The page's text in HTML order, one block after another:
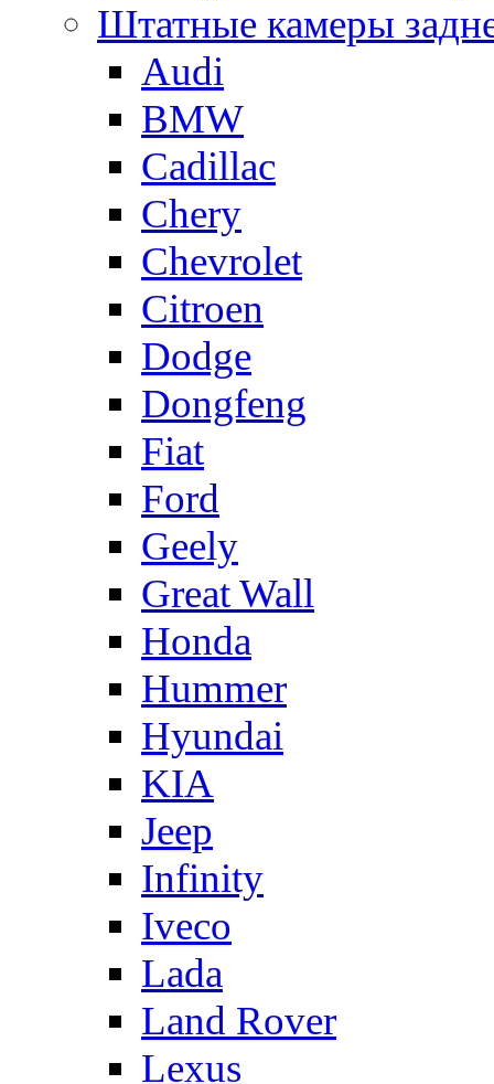
Штатные камеры
Audi
BMW
Cadillac
Chery
Chevrolet
Citroen
Dodge
Dongfeng
Fiat
Ford
Geely
Great Wall
Honda
Hummer
Hyundai
KIA
Jeep
Infinity
Iveco
Lada
Land Rover
Lexus